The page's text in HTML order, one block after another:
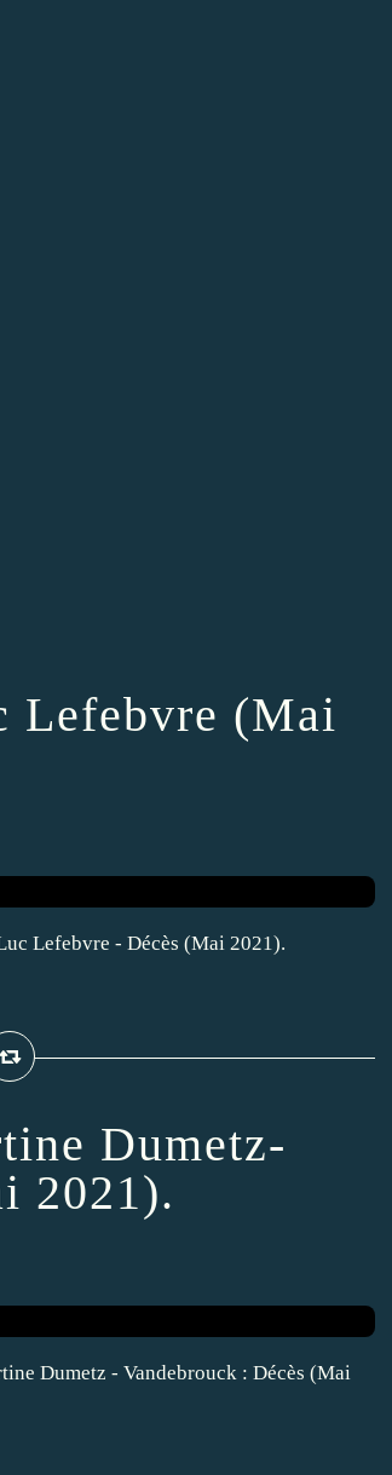
Lefebvre (Mai
Lefebvre - Décès (Mai 2021).
Dumetz-
2021).
Dumetz - Vandebrouck : Décès (Mai